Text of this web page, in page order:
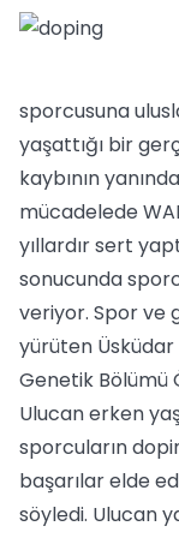
sporcusuna
yaşattığı bir
kaybının
mücadelede
yıllardır sert
sonucunda
veriyor. Spor ve
yürüten
Genetik Bölümü
Ulucan erken
sporcuların
başarılar elde
söyledi. Ulucan